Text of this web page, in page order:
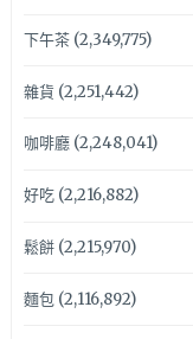
下午茶(2,349,775)
雜貨 (2,251,442)
咖啡廳(2,248,041)
好吃(2,216,882)
鬆餅(2,215,970)
麵包(2,116,892)